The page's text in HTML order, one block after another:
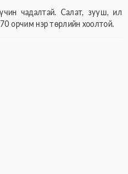
чадалтай. Салат, зууш, ил
орчим нэр төрлийн хоолтой.